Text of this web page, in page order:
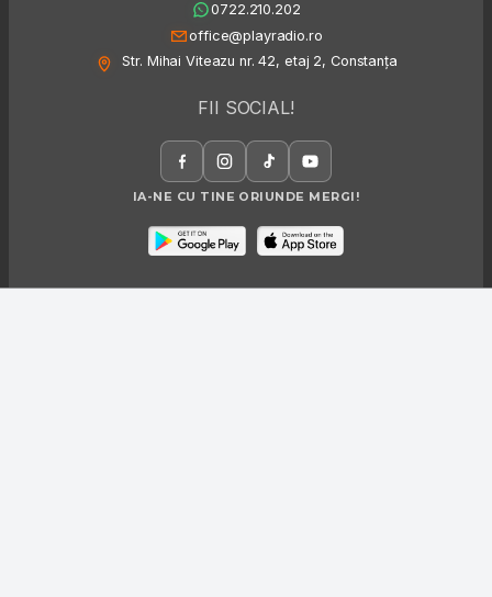
0722.210.202
office@playradio.ro
Str. Mihai Viteazu nr. 42, etaj 2, Constanța
FII SOCIAL!
IA-NE CU TINE ORIUNDE MERGI!